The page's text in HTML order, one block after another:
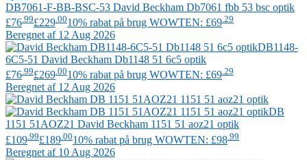
DB7061-F-BB-BSC-53 David Beckham Db7061 fbb 53 bsc optik
£76 .99£229 .0010% rabat på brug WOWTEN: £69 .29
Beregnet af 12 Aug 2026
DB1148-
6C5-51 David Beckham Db1148 51 6c5 optik
£76.99£269.0010% rabat på brug WOWTEN: £69.29
Beregnet af 12 Aug 2026
DB
1151 51AOZ21 David Beckham 1151 51 aoz21 optik
£109 .99£189 .0010% rabat på brug WOWTEN: £98 .99
Beregnet af 10 Aug 2026